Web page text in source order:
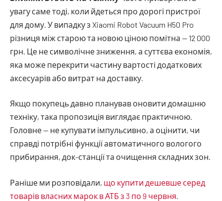
увагу саме тоді, коли йдеться про дорогі пристрої
для дому. У випадку з Xiaomi Robot Vacuum H50 Pro
різниця між старою та новою ціною помітна — 12 000
грн. Це не символічне зниження, а суттєва економія,
яка може перекрити частину вартості додаткових
аксесуарів або витрат на доставку.
Якщо покупець давно планував оновити домашню
техніку, така пропозиція виглядає практичною.
Головне — не купувати імпульсивно, а оцінити, чи
справді потрібні функції автоматичного вологого
прибирання, док-станції та очищення складних зон.
Раніше ми розповідали, що купити дешевше серед
товарів власних марок в АТБ з 3 по 9 червня.